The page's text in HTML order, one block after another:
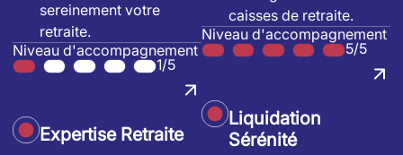
sereinement votre
retraite.
Niveau d'accompagnement
1/5
Expertise Retraite
caisses de retraite.
Niveau d'accompagnement
5/5
Liquidation
Sérénité